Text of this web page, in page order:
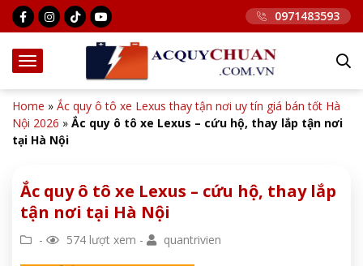
0971483593
Home » Ắc quy ô tô xe Lexus thay tận nơi uy tín giá bán tốt Hà
Nội 2026 » Ắc quy ô tô xe Lexus – cứu hộ, thay lắp tận nơi
tại Hà Nội
Ắc quy ô tô xe Lexus – cứu hộ, thay lắp
tận nơi tại Hà Nội
- 574 lượt xem - quantrivien